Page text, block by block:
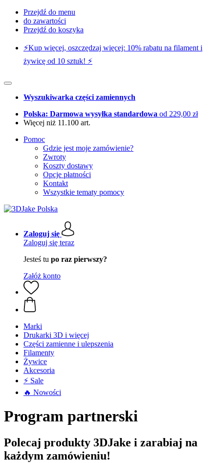
Przejdź do menu
do zawartości
Przejdź do koszyka
⚡️Kup więcej, oszczędzaj więcej: 10% rabatu na filament i
żywicę od 10 sztuk! ⚡️
Wyszukiwarka części zamiennych
Polska: Darmowa wysyłka standardowa od 229,00 zł
Więcej niż 11.100 art.
Pomoc
Gdzie jest moje zamówienie?
Zwroty
Koszty dostawy
Opcje płatności
Kontakt
Wszystkie tematy pomocy
Zaloguj się
Zaloguj się teraz
Jesteś tu po raz pierwszy?
Załóż konto
Marki
Drukarki 3D i więcej
Części zamienne i ulepszenia
Filamenty
Żywice
Akcesoria
⚡ Sale
🔥 Nowości
Program partnerski
Polecaj produkty 3DJake i zarabiaj na
każdym zamówieniu!